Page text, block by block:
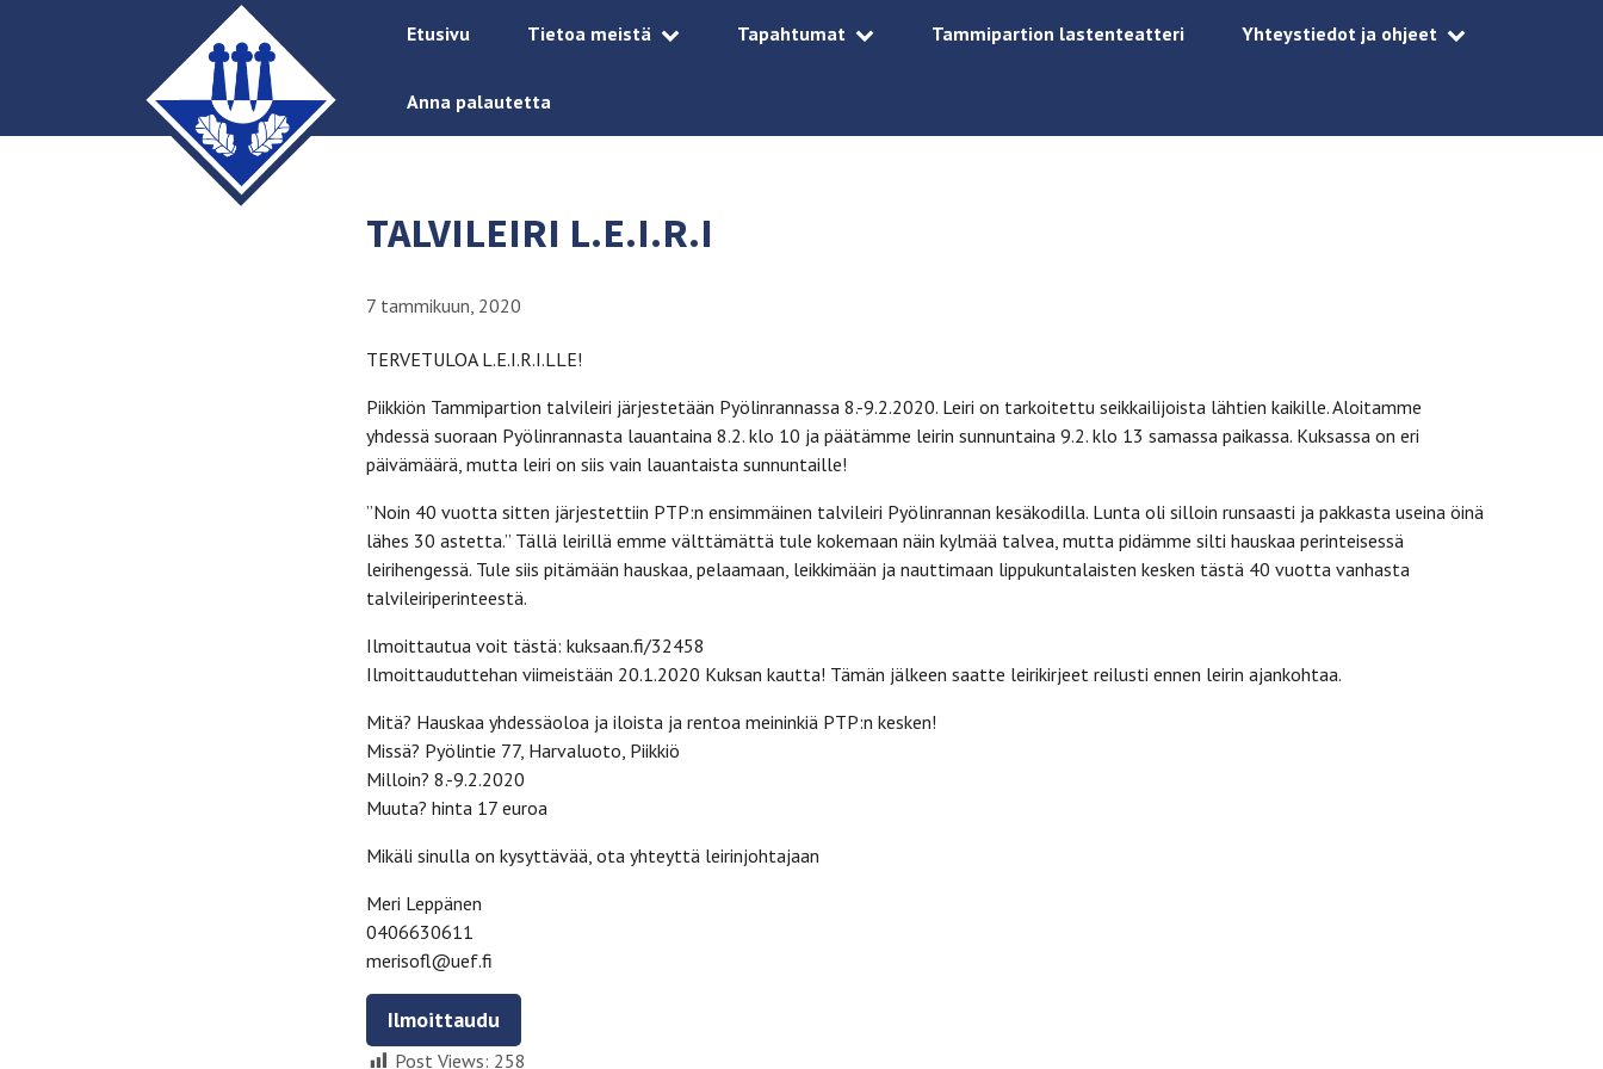
Etusivu Tietoa meistä Tapahtumat Tammipartion lastenteatteri Yhteystiedot ja ohjeet
Anna palautetta
TALVILEIRI L.E.I.R.I
7 tammikuun, 2020
TERVETULOA L.E.I.R.I.LLE!
Piikkiön Tammipartion talvileiri järjestetään Pyölinrannassa 8.-9.2.2020. Leiri on tarkoitettu seikkailijoista lähtien kaikille. Aloitamme
yhdessä suoraan Pyölinrannasta lauantaina 8.2. klo 10 ja päätämme leirin sunnuntaina 9.2. klo 13 samassa paikassa. Kuksassa on eri
päivämäärä, mutta leiri on siis vain lauantaista sunnuntaille!
”Noin 40 vuotta sitten järjestettiin PTP:n ensimmäinen talvileiri Pyölinrannan kesäkodilla. Lunta oli silloin runsaasti ja pakkasta useina öinä
lähes 30 astetta.” Tällä leirillä emme välttämättä tule kokemaan näin kylmää talvea, mutta pidämme silti hauskaa perinteisessä
leirihengessä. Tule siis pitämään hauskaa, pelaamaan, leikkimään ja nauttimaan lippukuntalaisten kesken tästä 40 vuotta vanhasta
talvileiriperinteestä.
Ilmoittautua voit tästä: kuksaan.fi/32458
Ilmoittauduttehan viimeistään 20.1.2020 Kuksan kautta! Tämän jälkeen saatte leirikirjeet reilusti ennen leirin ajankohtaa.
Mitä? Hauskaa yhdessäoloa ja iloista ja rentoa meininkiä PTP:n kesken!
Missä? Pyölintie 77, Harvaluoto, Piikkiö
Milloin? 8.-9.2.2020
Muuta? hinta 17 euroa
Mikäli sinulla on kysyttävää, ota yhteyttä leirinjohtajaan
Meri Leppänen
0406630611
merisofl@uef.fi
Ilmoittaudu
Post Views: 258